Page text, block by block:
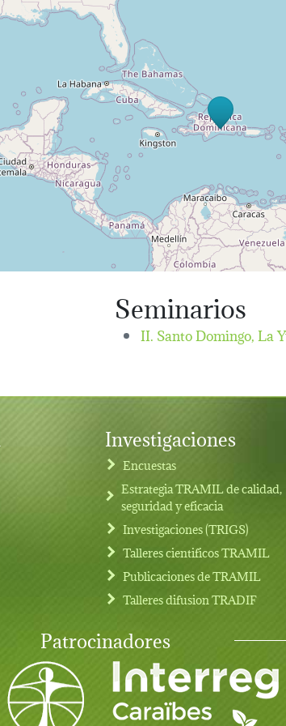
Seminarios
II. Santo Domingo, La
Investigaciones
Encuestas
Estrategia TRAMIL de calidad,
seguridad y eficacia
Investigaciones (TRIGS)
Talleres cientificos TRAMIL
Publicaciones de TRAMIL
Talleres difusion TRADIF
Patrocinadores